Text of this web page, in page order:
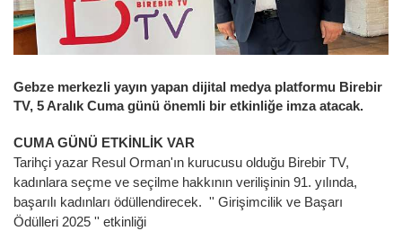
Gebze merkezli yayın yapan dijital medya platformu Birebir
TV, 5 Aralık Cuma günü önemli bir etkinliğe imza atacak.
CUMA GÜNÜ ETKİNLİK VAR
Tarihçi yazar Resul Orman'ın kurucusu olduğu Birebir TV,
kadınlara seçme ve seçilme hakkının verilişinin 91. yılında,
başarılı kadınları ödüllendirecek. '' Girişimcilik ve Başarı
Ödülleri 2025 '' etkinliği